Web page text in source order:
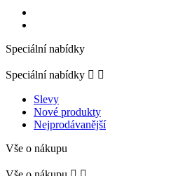
Speciální nabídky
Speciální nabídky  
Slevy
Nové produkty
Nejprodávanější
Vše o nákupu